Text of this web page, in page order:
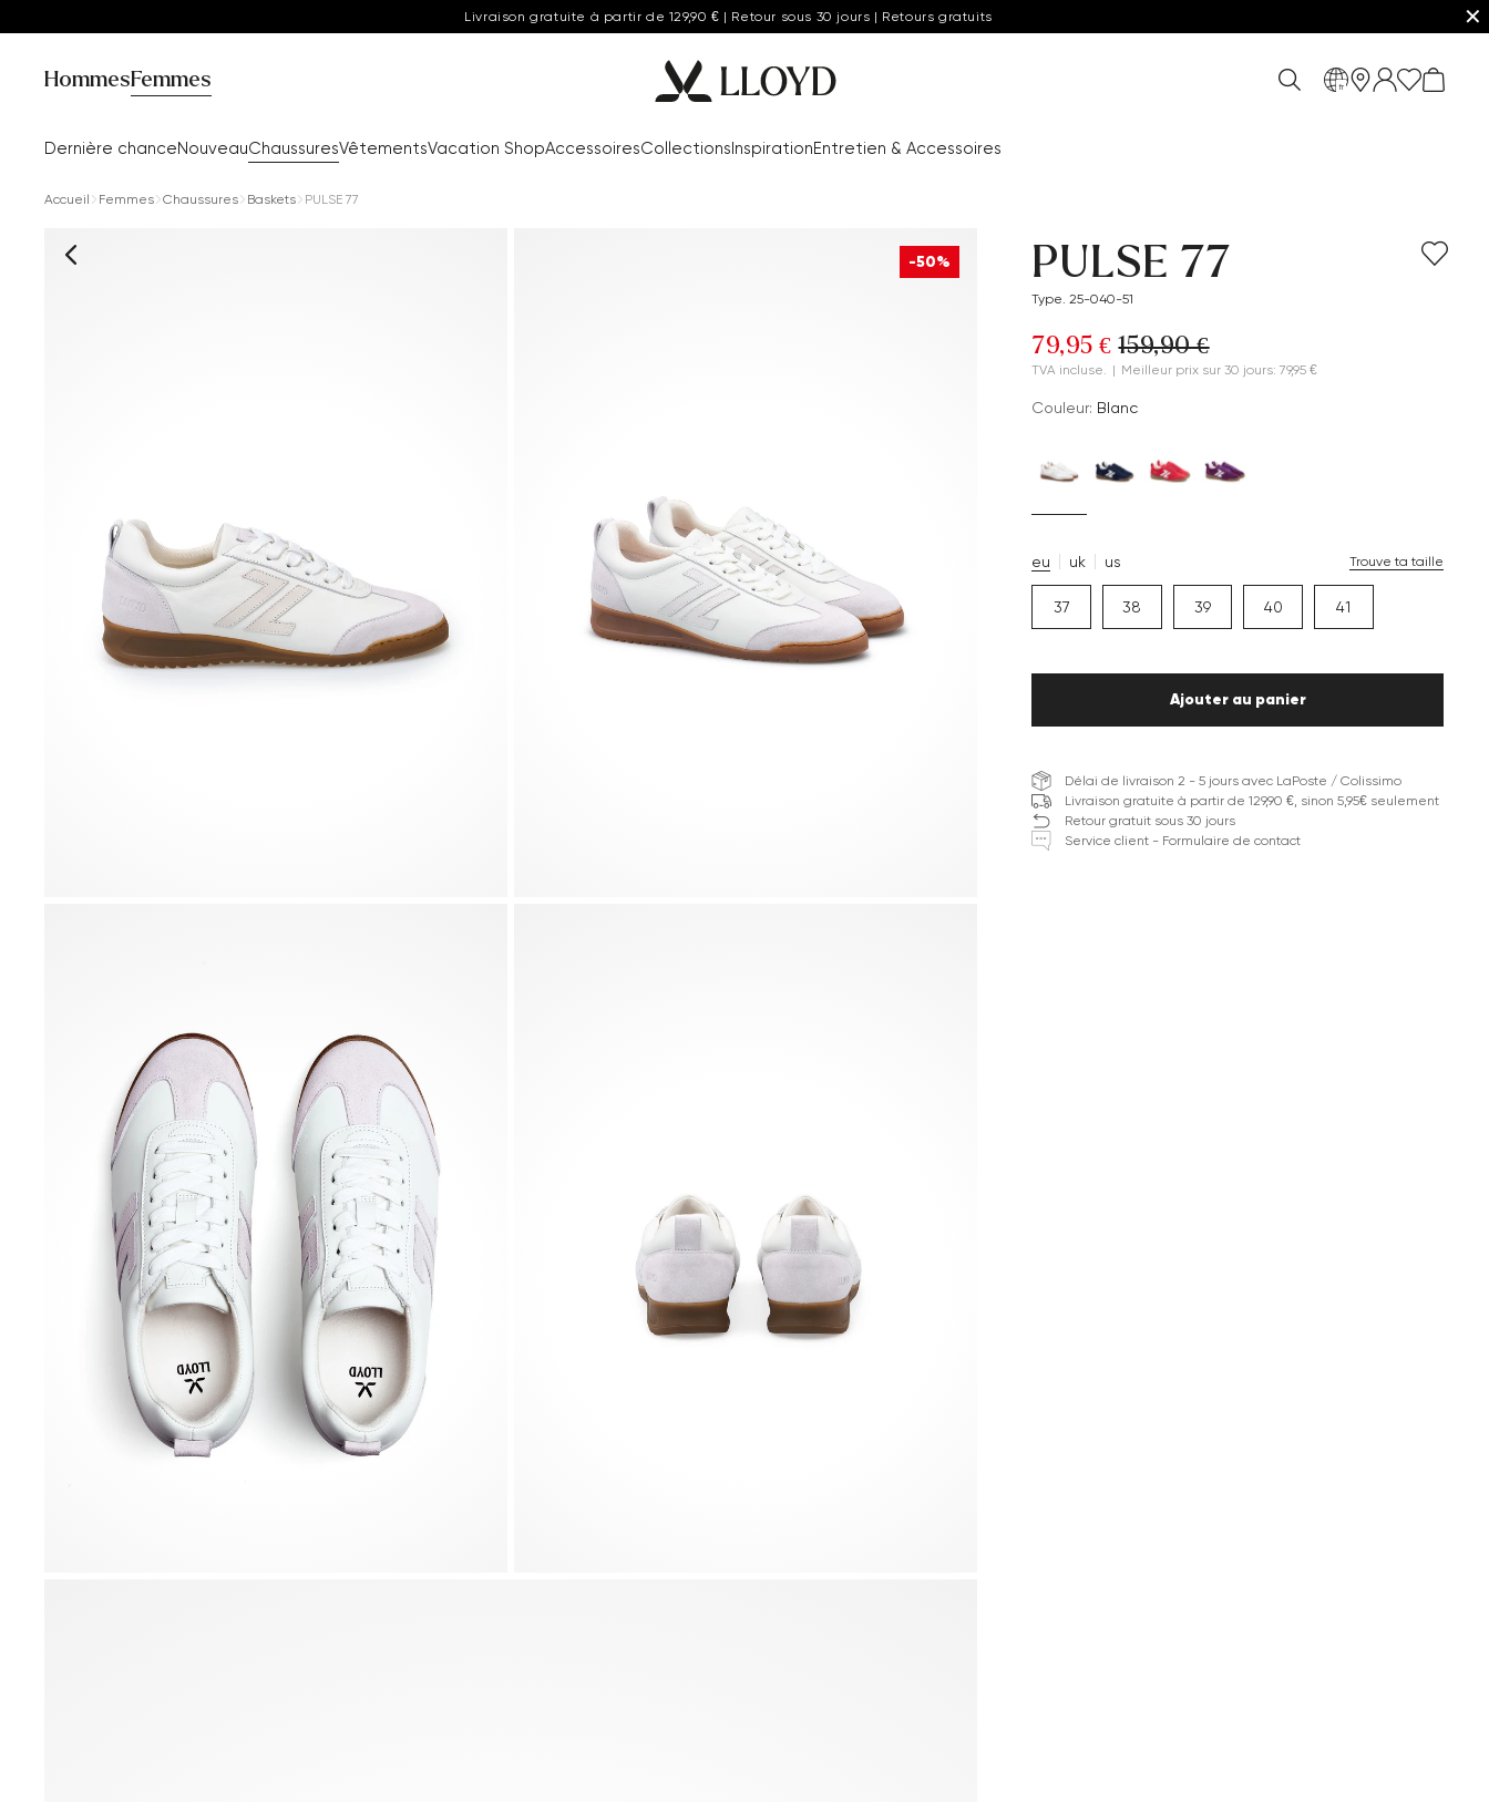
Livraison gratuite à partir de 129,90 € | Retour sous 30 jours | Retours gratuits ✕
HommesFemmes
Dernière chanceNouveauChaussuresVêtementsVacation ShopAccessoiresCollectionsInspirationEntretien & Accessoires
fr
Accueil Femmes Chaussures Baskets PULSE 77
-50% PULSE 77
Type. 25-040-51
79,95 € 159,90 €
TVA incluse. | Meilleur prix sur 30 jours: 79,95 €
Couleur: Blanc
eu uk us Trouve ta taille
37 38 39 40 41
Ajouter au panier
Délai de livraison 2 - 5 jours avec LaPoste / Colissimo
Livraison gratuite à partir de 129,90 €, sinon 5,95€ seulement
Retour gratuit sous 30 jours
Service client - Formulaire de contact